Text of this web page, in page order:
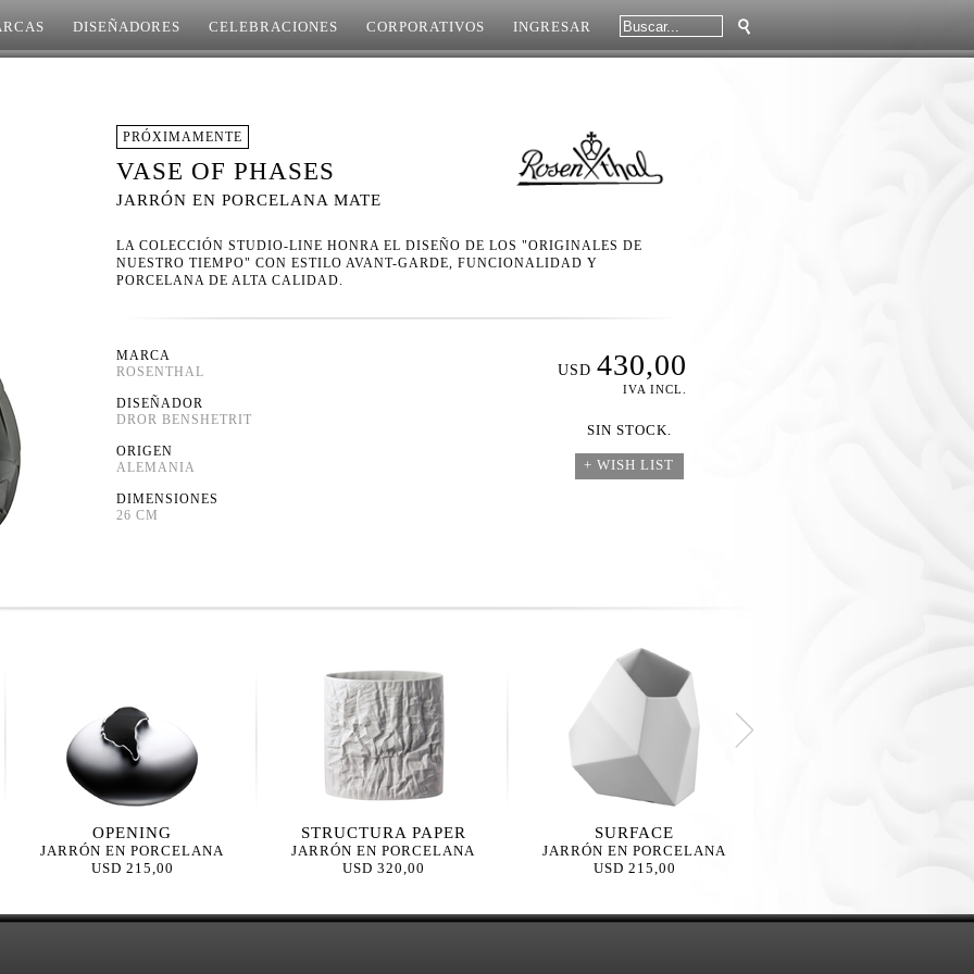
DISEÑADORES
POLTRONA FRAU R. & D.
ROBIN PLATT
ROSITA MISSONI
SORI YANAGUI
TAPIO WIRKKALA
TOM DIXON
TOM KOVAC
VERNER PANTON
CELEBRACIONES CORPORATIVOS INGRESAR
PRÓXIMAMENTE
VASE OF PHASES
JARRÓN EN PORCELANA MATE
LA COLECCIÓN STUDIO-LINE HONRA EL DISEÑO DE LOS "ORIGINALES DE
NUESTRO TIEMPO" CON ESTILO AVANT-GARDE, FUNCIONALIDAD Y
PORCELANA DE ALTA CALIDAD.
MARCA
ROSENTHAL
DISEÑADOR
DROR BENSHETRIT
ORIGEN
ALEMANIA
DIMENSIONES
26 CM
USD 430,00
IVA INCL.
SIN STOCK.
+ WISH LIST
OPENING
JARRÓN EN PORCELANA
USD 215,00
STRUCTURA PAPER
JARRÓN EN PORCELANA
USD 320,00
SURFACE
JARRÓN EN PORCELANA
USD 215,00